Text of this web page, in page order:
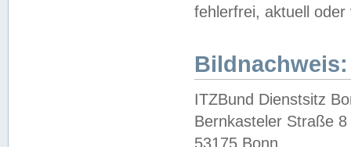
fehlerfrei, aktuell oder
Bildnachweis:
ITZBund Dienstsitz
Bernkasteler Straße 8
53175 Bonn